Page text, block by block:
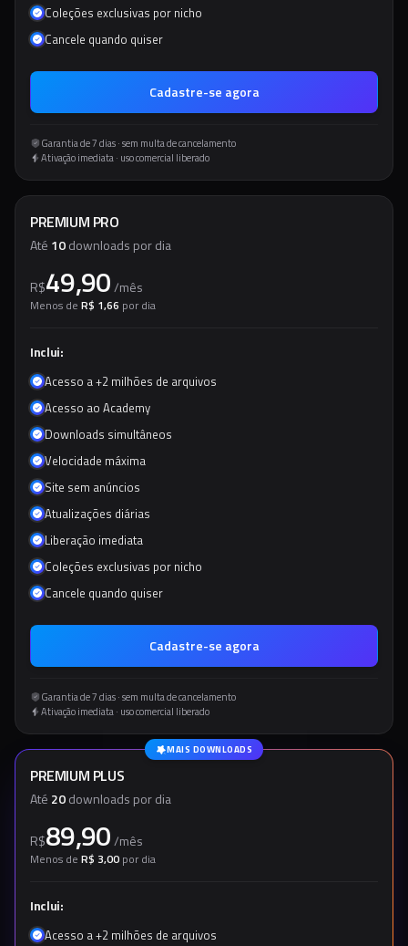
Coleções exclusivas por nicho
Cancele quando quiser
Cadastre-se agora
Garantia de 7 dias · sem multa de cancelamento
Ativação imediata · uso comercial liberado
PREMIUM PRO
Até 10downloads por dia
R$49,90 /mês
Menos de R$ 1,66 por dia
Inclui:
Acesso a +2 milhões de arquivos
Acesso ao Academy
Downloads simultâneos
Velocidade máxima
Site sem anúncios
Atualizações diárias
Liberação imediata
Coleções exclusivas por nicho
Cancele quando quiser
Cadastre-se agora
Garantia de 7 dias · sem multa de cancelamento
Ativação imediata · uso comercial liberado
MAIS DOWNLOADS
PREMIUM PLUS
Até 20downloads por dia
R$89,90 /mês
Menos de R$ 3,00 por dia
Inclui:
Acesso a +2 milhões de arquivos